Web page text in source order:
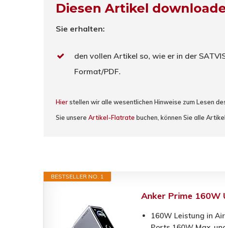
Diesen Artikel
Sie erhalten:
den vollen Artikel so, wie er in der
Format/PDF.
Hierstellen wir alle wesentlichen Hinweise zum Lesen
Sie unsere Artikel-Flatrate buchen, können Sie alle
BESTSELLER NO. 1
Anker Prime 160W
160W Leistung in